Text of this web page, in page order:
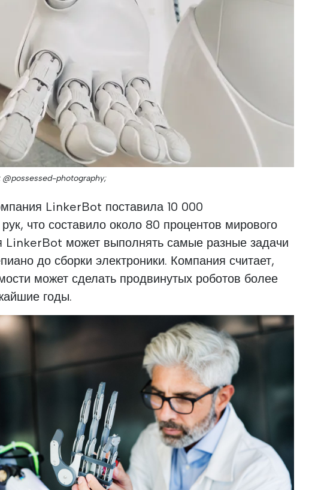
@possessed-photography;
LinkerBot поставила 10 000
что составило около 80 процентов мирового
LinkerBot может выполнять самые разные задачи
до сборки электроники. Компания считает,
может сделать продвинутых роботов более
годы.